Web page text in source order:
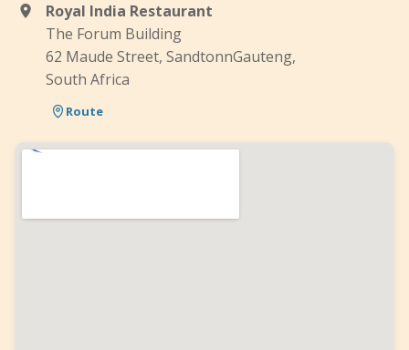
Royal India Restaurant
The Forum Building
62 Maude Street, SandtonnGauteng,
South Africa
Route